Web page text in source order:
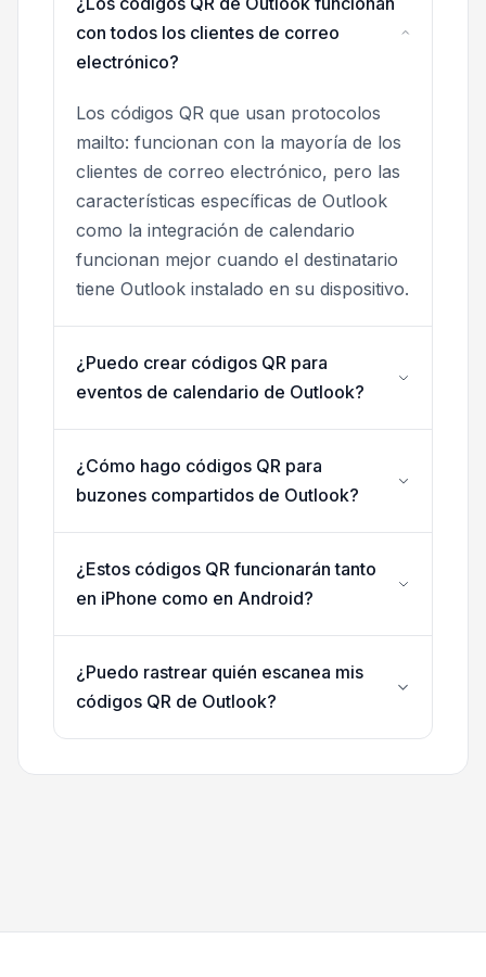
con todos los clientes de correo
electrónico?
Los códigos QR que usan protocolos
mailto: funcionan con la mayoría de los
clientes de correo electrónico, pero las
características específicas de Outlook
como la integración de calendario
funcionan mejor cuando el destinatario
tiene Outlook instalado en su dispositivo.
¿Puedo crear códigos QR para
eventos de calendario de Outlook?
¿Cómo hago códigos QR para
buzones compartidos de Outlook?
¿Estos códigos QR funcionarán tanto
en iPhone como en Android?
¿Puedo rastrear quién escanea mis
códigos QR de Outlook?